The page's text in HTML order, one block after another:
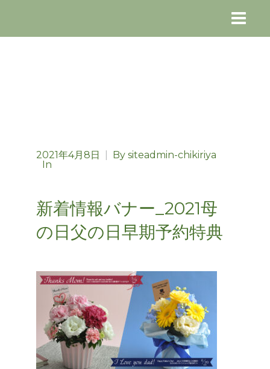
2021年4月8日 By siteadmin-chikiriya
In
新着情報バナー_2021母
の日父の日早期予約特典